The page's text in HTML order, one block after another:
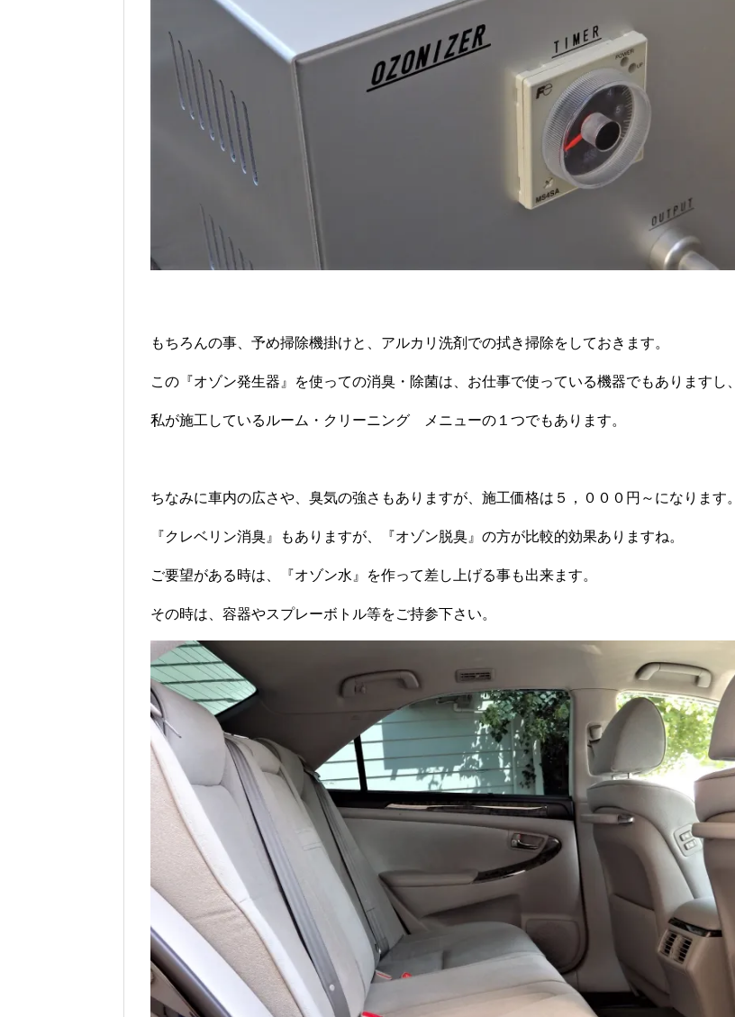
もちろんの事、予め掃除機掛けと、アルカリ洗剤での拭き掃除をしておきます。
この『オゾン発生器』を使っての消臭・除菌は、お仕事で使っている機器でもありますし、
私が施工しているルーム・クリーニング メニューの１つでもあります。
ちなみに車内の広さや、臭気の強さもありますが、施工価格は５，０００円～になります。
『クレベリン消臭』もありますが、『オゾン脱臭』の方が比較的効果ありますね。
ご要望がある時は、『オゾン水』を作って差し上げる事も出来ます。
その時は、容器やスプレーボトル等をご持参下さい。